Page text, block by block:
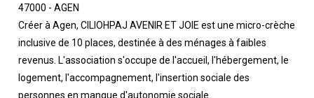
47000 -AGEN
Créer à Agen, CILIOHPAJ AVENIR ET JOIE est une micro-crèche
inclusive de 10 places, destinée à des ménages à faibles
revenus. L'association s'occupe de l'accueil, l'hébergement, le
logement, l'accompagnement, l'insertion sociale des
personnes en manque d'autonomie sociale.